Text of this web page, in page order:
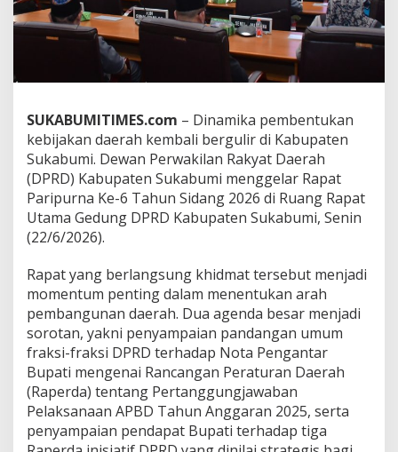
i
G
a
r
i
p
u
r
n
h
a
s
P
e
t
a
n
g
g
SUKABUMITIMES.com – Dinamika pembentukan
kebijakan daerah kembali bergulir di Kabupaten
Sukabumi. Dewan Perwakilan Rakyat Daerah
(DPRD) Kabupaten Sukabumi menggelar Rapat
Paripurna Ke-6 Tahun Sidang 2026 di Ruang Rapat
Utama Gedung DPRD Kabupaten Sukabumi, Senin
(22/6/2026).
Rapat yang berlangsung khidmat tersebut menjadi
momentum penting dalam menentukan arah
pembangunan daerah. Dua agenda besar menjadi
sorotan, yakni penyampaian pandangan umum
fraksi-fraksi DPRD terhadap Nota Pengantar
Bupati mengenai Rancangan Peraturan Daerah
(Raperda) tentang Pertanggungjawaban
Pelaksanaan APBD Tahun Anggaran 2025, serta
penyampaian pendapat Bupati terhadap tiga